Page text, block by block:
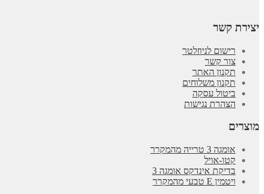
יצירת קשר
רישום לניוזלטר
צור קשר
תקנון האתר
תקנון משלוחים
ביטול עסקה
הצהרת נגישות
מוצרים
אומגה 3 טרייה מהמקרר
קטו-אויל
בדיקת אינדקס אומגה 3
ויטמין E טבעי מהמקרר